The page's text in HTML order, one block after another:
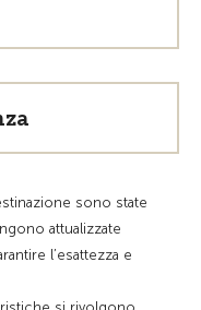
sono state
attualizzate
l’esattezza e